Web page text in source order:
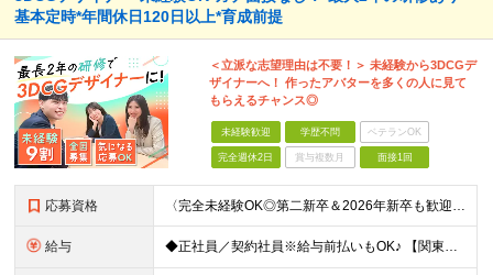
基本定時*年間休日120日以上*育成前提
＜立派な志望理由は不要！＞ 未経験から3DCGデ
ザイナーへ！ 作ったアバターを多くの人に見て
もらえるチャンス◎
未経験歓迎 学歴不問 ベテランOK
完全週休2日 賞与複数月 面接1回
応募資格 〈完全未経験OK◎第二新卒＆2026年新卒も歓迎します！〉 ☆「VtubeやVRChatが気になる！」の志望動機でOK ☆社会人デビューOK／学歴・経歴不問 未経験スタート前提のポテンシャル採用。
給与 ◆正社員／契約社員※給与前払いもOK♪ 【関東（一都三県）】 月給25万円～ ※固定残業代（月20時間分／月3万2383円）を含む。超過分は別途支給。 ※試用期間中の給与は月給23万円～ 【関東（北